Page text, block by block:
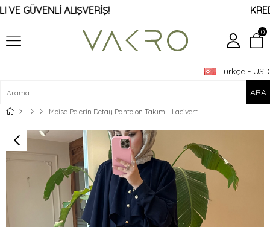
GÜVENLİ ALIŞVERİŞ! KREDİ
Türkçe - USD
0
Moise Pelerin Detay Pantolon Takım - Lacivert